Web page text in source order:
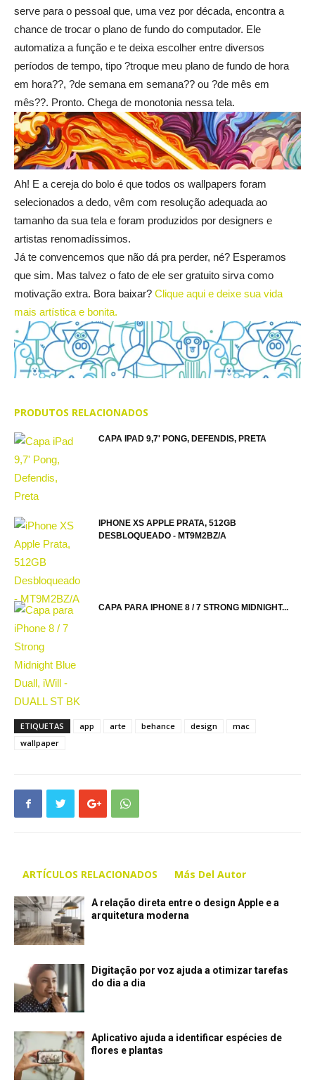
serve para o pessoal que, uma vez por década, encontra a
chance de trocar o plano de fundo do computador. Ele
automatiza a função e te deixa escolher entre diversos
períodos de tempo, tipo ?troque meu plano de fundo de hora
em hora??, ?de semana em semana?? ou ?de mês em
mês??. Pronto. Chega de monotonia nessa tela.
Ah! E a cereja do bolo é que todos os wallpapers foram
selecionados a dedo, vêm com resolução adequada ao
tamanho da sua tela e foram produzidos por designers e
artistas renomadíssimos.
Já te convencemos que não dá pra perder, né? Esperamos
que sim. Mas talvez o fato de ele ser gratuito sirva como
motivação extra. Bora baixar? Clique aqui e deixe sua vida
mais artística e bonita.
PRODUTOS RELACIONADOS
CAPA IPAD 9,7' PONG, DEFENDIS, PRETA
IPHONE XS APPLE PRATA, 512GB
DESBLOQUEADO - MT9M2BZ/A
CAPA PARA IPHONE 8 / 7 STRONG MIDNIGHT...
ETIQUETAS app arte behance design
mac
wallpaper
ARTÍCULOS RELACIONADOS Más Del Autor
A relação direta entre o design Apple e a
arquitetura moderna
Digitação por voz ajuda a otimizar tarefas
do dia a dia
Aplicativo ajuda a identificar espécies de
flores e plantas